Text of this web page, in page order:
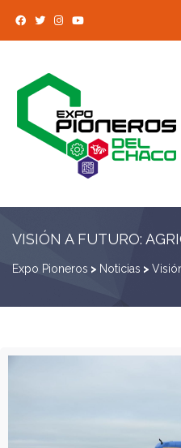
VISIÓN A FUTURO:
Expo Pioneros > Noticias >